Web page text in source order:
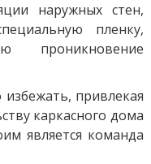
наружных стен,
пленку,
проникновение
привлекая
каркасного дома
является команда